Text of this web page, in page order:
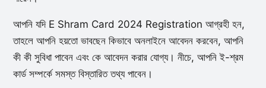
আপনি যদি E Shram Card 2024 Registration আগ্রহী হন,
তাহলে আপনি হয়তো ভাবছেন কিভাবে অনলাইনে আবেদন করবেন, আপনি
কী কী সুবিধা পাবেন এবং কে আবেদন করার যোগ্য। নীচে, আপনি ই-শ্রম
কার্ড সম্পর্কে সমস্ত বিস্তারিত তথ্য পাবেন।